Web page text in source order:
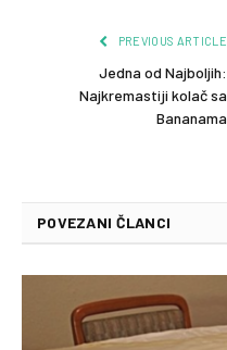
PREVIOUS ARTICLE
Jedna od Najboljih:
Najkremastiji kolač sa
Bananama
POVEZANI ČLANCI